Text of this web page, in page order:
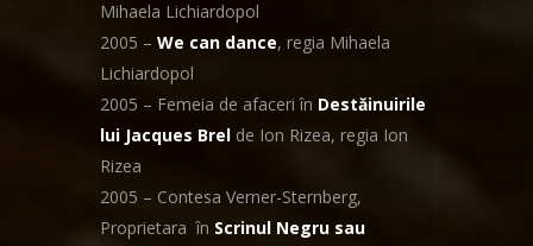
Mihaela Lichiardopol
2005 – We can dance, regia Mihaela
Lichiardopol
2005 – Femeia de afaceri în Destăinuirile
lui Jacques Brel de Ion Rizea, regia Ion
Rizea
2005 – Contesa Verner-Sternberg,
Proprietara în Scrinul Negru sau